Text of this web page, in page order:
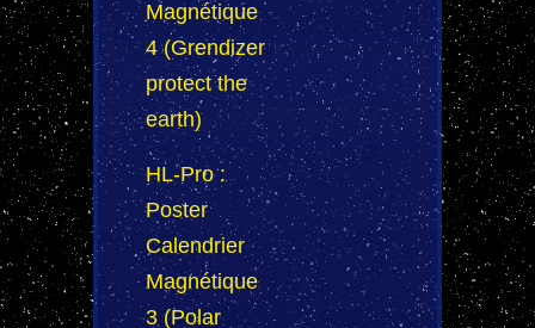
Magnétique
4 (Grendizer
protect the
earth)
HL-Pro :
Poster
Calendrier
Magnétique
3 (Polar